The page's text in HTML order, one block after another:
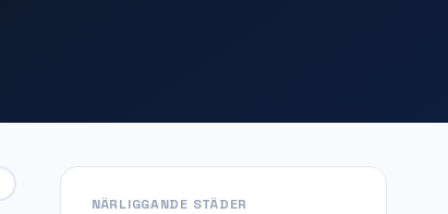
NÄRLIGGANDE STÄDER